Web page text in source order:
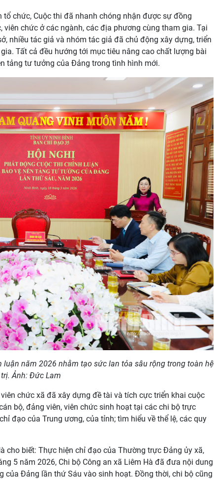
tổ chức, Cuộc thi đã nhanh chóng nhận được sự đồng
chức ở các ngành, các địa phương cùng tham gia. Tại
nhiều tác giả và nhóm tác giả đã chủ động xây dựng, triển
Tất cả đều hướng tới mục tiêu nâng cao chất lượng bài
tảng tư tưởng của Đảng trong tình hình mới.
năm 2026 nhằm tạo sức lan tỏa sâu rộng trong toàn hệ
Ảnh: Đức Lam
chức xã đã xây dựng đề tài và tích cực triển khai cuộc
bộ, đảng viên, viên chức sinh hoạt tại các chi bộ trực
đạo của Trung ương, của tỉnh; tìm hiểu về thể lệ, các quy
cho biết: Thực hiện chỉ đạo của Thường trực Đảng ủy xã,
5 năm 2026, Chi bộ Công an xã Liêm Hà đã đưa nội dung
của Đảng lần thứ Sáu vào sinh hoạt. Đồng thời, chi bộ cũng